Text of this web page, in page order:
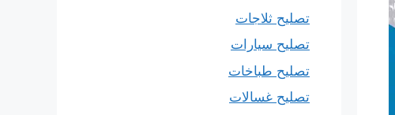
تصليح ثلاجات
تصليح سيارات
تصليح طباخات
تصليح غسالات